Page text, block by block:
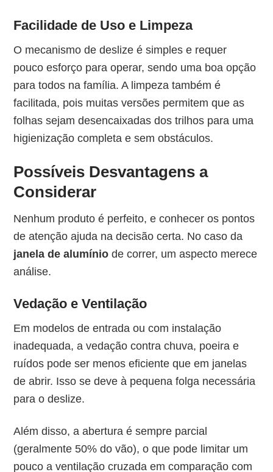
Facilidade de Uso e Limpeza
O mecanismo de deslize é simples e requer
pouco esforço para operar, sendo uma boa opção
para todos na família. A limpeza também é
facilitada, pois muitas versões permitem que as
folhas sejam desencaixadas dos trilhos para uma
higienização completa e sem obstáculos.
Possíveis Desvantagens a
Considerar
Nenhum produto é perfeito, e conhecer os pontos
de atenção ajuda na decisão certa. No caso da
janela de alumínio de correr, um aspecto merece
análise.
Vedação e Ventilação
Em modelos de entrada ou com instalação
inadequada, a vedação contra chuva, poeira e
ruídos pode ser menos eficiente que em janelas
de abrir. Isso se deve à pequena folga necessária
para o deslize.
Além disso, a abertura é sempre parcial
(geralmente 50% do vão), o que pode limitar um
pouco a ventilação cruzada em comparação com